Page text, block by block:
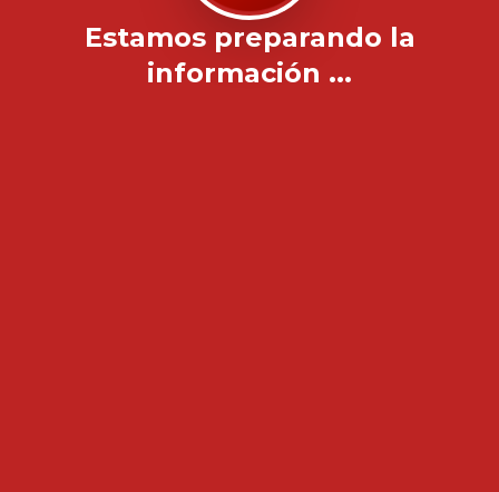
Estamos preparando la
información ...